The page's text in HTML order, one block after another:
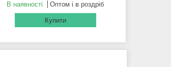
В наявності Оптом і в роздріб
Купити